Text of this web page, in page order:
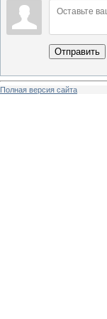
Отправить
Полная версия сайта